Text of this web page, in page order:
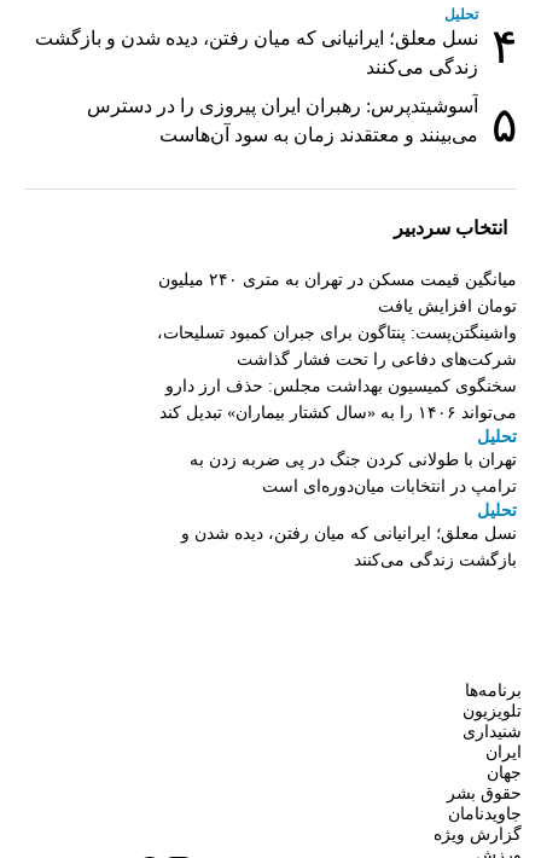
۴
تحلیل
نسل معلق؛ ایرانیانی که میان رفتن، دیده شدن و بازگشت
زندگی می‌کنند
۵
آسوشیتدپرس: رهبران ایران پیروزی را در دسترس
می‌بینند و معتقدند زمان به سود آن‌هاست
انتخاب سردبیر
میانگین قیمت مسکن در تهران به متری ۲۴۰ میلیون
تومان افزایش یافت
واشینگتن‌پست: پنتاگون برای جبران کمبود تسلیحات،
شرکت‌های دفاعی را تحت فشار گذاشت
سخنگوی کمیسیون بهداشت مجلس: حذف ارز دارو
می‌تواند ۱۴۰۶ را به «سال کشتار بیماران» تبدیل کند
تحلیل
تهران با طولانی کردن جنگ در پی ضربه زدن به
ترامپ در انتخابات میان‌دوره‌ای است
تحلیل
نسل معلق؛ ایرانیانی که میان رفتن، دیده شدن و
بازگشت زندگی می‌کنند
برنامه‌ها
تلویزیون
شنیداری
ایران
جهان
حقوق بشر
جاویدنامان
گزارش ویژه